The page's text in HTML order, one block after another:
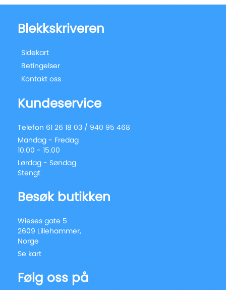
Blekkskriveren
Sidekart
Betingelser
Kontakt oss
Kundeservice
Telefon 61 26 18 03 / 940 95 468
Mandag - Fredag
10.00 - 15.00
Lørdag - Søndag
Stengt
Besøk butikken
Wieses gate 5
2609 Lillehammer,
Norge
Se kart
Følg oss på